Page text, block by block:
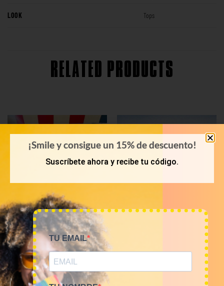
LOOK Tops
RELATED PRODUCTS
PRIMAVERA-VERANO
Bala 45 Kilos camisas
hawaianas 23€/kg
Mix de camisas franela
12€/kg
¡Smile y consigue un 15% de descuento!
Suscríbete ahora y recibe tu código.
TU EMAIL